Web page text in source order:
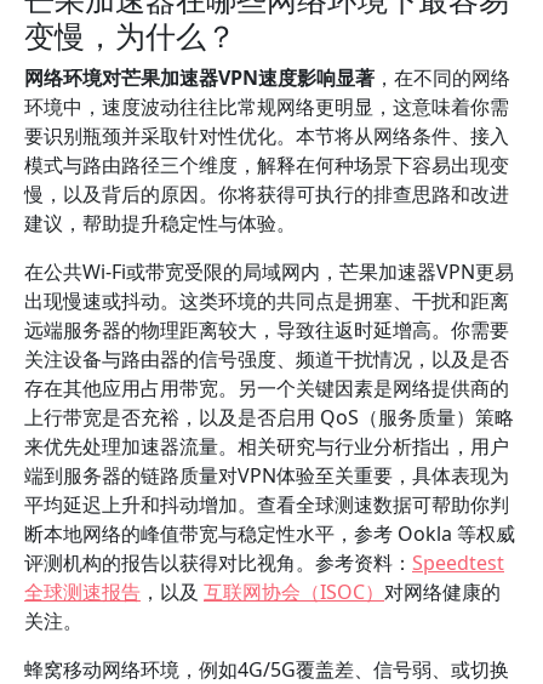
变慢，为什么？
网络环境对芒果加速器VPN速度影响显著 ，在不同的网络
环境中，速度波动往往比常规网络更明显，这意味着你需
要识别瓶颈并采取针对性优化。本节将从网络条件、接入
模式与路由路径三个维度，解释在何种场景下容易出现变
慢，以及背后的原因。你将获得可执行的排查思路和改进
建议，帮助提升稳定性与体验。
在公共Wi-Fi或带宽受限的局域网内，芒果加速器VPN更易
出现慢速或抖动。这类环境的共同点是拥塞、干扰和距离
远端服务器的物理距离较大，导致往返时延增高。你需要
关注设备与路由器的信号强度、频道干扰情况，以及是否
存在其他应用占用带宽。另一个关键因素是网络提供商的
上行带宽是否充裕，以及是否启用 QoS（服务质量）策略
来优先处理加速器流量。相关研究与行业分析指出，用户
端到服务器的链路质量对VPN体验至关重要，具体表现为
平均延迟上升和抖动增加。查看全球测速数据可帮助你判
断本地网络的峰值带宽与稳定性水平，参考 Ookla 等权威
评测机构的报告以获得对比视角。参考资料： Speedtest
全球测速报告 ，以及 互联网协会（ISOC） 对网络健康的
关注。
蜂窝移动网络环境，例如4G/5G覆盖差、信号弱、或切换